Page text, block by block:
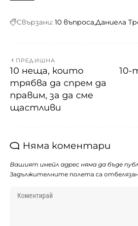
Свързани: 10 въпроса Даниела
ПРЕДИШНА
10 неща, които
трябва да спрем да
правим, за да сме
щастливи
10-
Няма коментари
Вашият имейл адрес няма да бъде
Задължителните полета са